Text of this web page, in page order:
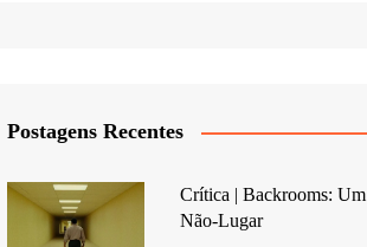
Postagens Recentes
Crítica | Backrooms: Um
Não-Lugar